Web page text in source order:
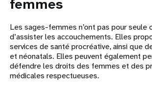
femmes
Les sages-femmes n’ont pas pour seule
d’assister les accouchements. Elles
services de santé procréative, ainsi que
et néonatals. Elles peuvent également
défendre les droits des femmes et des
médicales respectueuses.